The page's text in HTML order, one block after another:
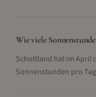
Wie viele
Schottland hat im April
Sonnenstunden pro